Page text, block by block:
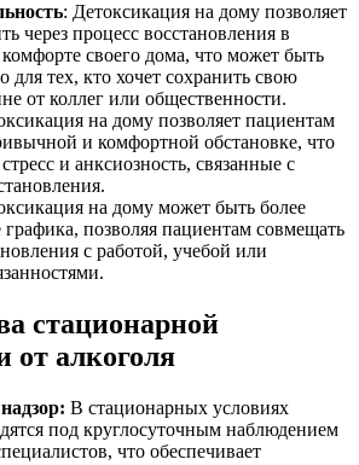
: Детоксикация на дому позволяет
через процесс восстановления в
своего дома, что может быть
для тех, кто хочет сохранить свою
от коллег или общественности.
на дому позволяет пациентам
и комфортной обстановке, что
и анксиозность, связанные с
на дому может быть более
позволяя пациентам совмещать
с работой, учебой или
стационарной
от алкоголя
В стационарных условиях
под круглосуточным наблюдением
что обеспечивает